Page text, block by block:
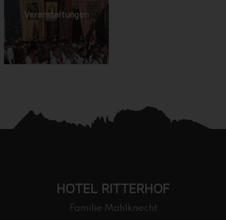
Veranstaltungen
HOTEL RITTERHOF
Familie Mahlknecht